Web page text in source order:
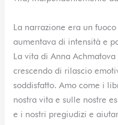
La narrazione era un
aumentava di intensità e
La vita di Anna
crescendo di rilascio
soddisfatto. Amo come i
nostra vita e sulle nostre
e i nostri pregiudizi e